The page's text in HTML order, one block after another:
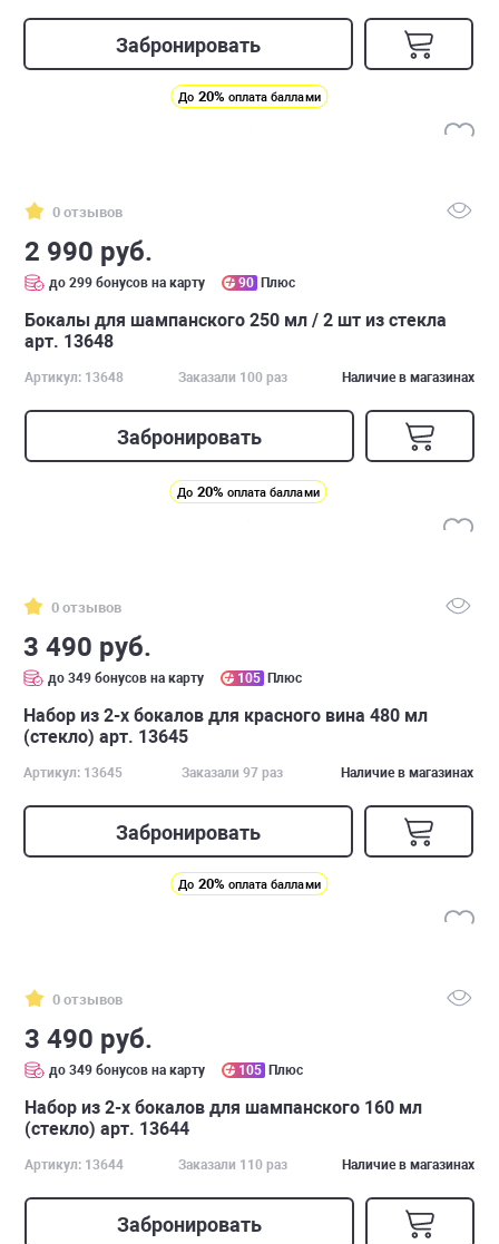
Забронировать
До 20% оплата баллами
0 отзывов
2 990 руб.
до 299 бонусов на карту 90 Плюс
Бокалы для шампанского 250 мл / 2 шт из стекла
арт. 13648
Артикул: 13648 Заказали 100 раз Наличие в магазинах
Забронировать
До 20% оплата баллами
0 отзывов
3 490 руб.
до 349 бонусов на карту 105 Плюс
Набор из 2-х бокалов для красного вина 480 мл
(стекло) арт. 13645
Артикул: 13645 Заказали 97 раз Наличие в магазинах
Забронировать
До 20% оплата баллами
0 отзывов
3 490 руб.
до 349 бонусов на карту 105 Плюс
Набор из 2-х бокалов для шампанского 160 мл
(стекло) арт. 13644
Артикул: 13644 Заказали 110 раз Наличие в магазинах
Забронировать